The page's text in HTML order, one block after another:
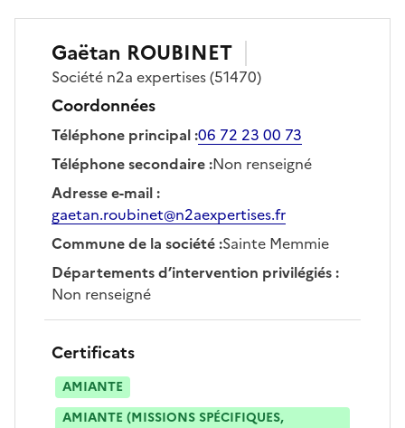
Gaëtan ROUBINET
Société n2a expertises(51470)
Coordonnées
Téléphone principal:06 72 23 00 73
Téléphone secondaire:Non renseigné
Adresse e-mail:
gaetan.roubinet@n2aexpertises.fr
Commune de la société:Sainte Memmie
Départements d’intervention privilégiés:
Non renseigné
Certificats
AMIANTE
AMIANTE (MISSIONS SPÉCIFIQUES,